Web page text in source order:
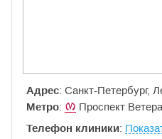
Адрес: Санкт-Петербург,
Метро: Проспект
Телефон клиники: